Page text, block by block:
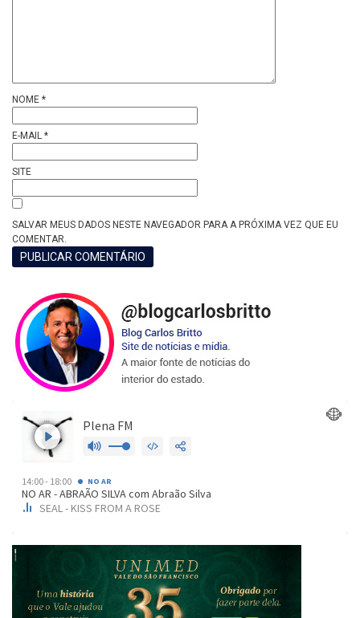
NOME *
E-MAIL *
SITE
SALVAR MEUS DADOS NESTE NAVEGADOR PARA A PRÓXIMA VEZ QUE EU
COMENTAR.